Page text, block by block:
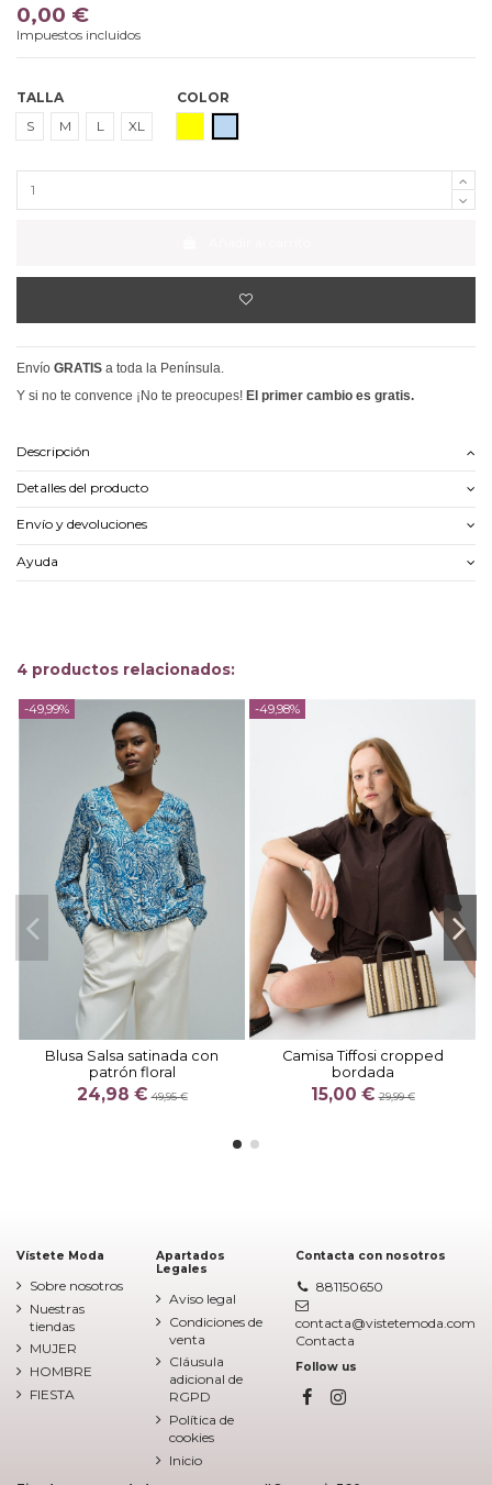
0,00 €
Impuestos incluidos
TALLA
S
M L XL
COLOR
Envío GRATIS a toda la Península.
Y si no te convence ¡No te preocupes! El primer cambio es gratis.
Descripción
Detalles del producto
Envío y devoluciones
Ayuda
4 productos relacionados:
-49,99%
Blusa Salsa satinada con
patrón floral
24,98 €49,95 €
-49,98%
Camisa Tiffosi cropped
bordada
15,00 €29,99 €
Vístete Moda
Sobre nosotros
Nuestras
tiendas
MUJER
HOMBRE
FIESTA
Apartados
Legales
Aviso legal
Condiciones de
venta
Cláusula
adicional de
RGPD
Política de
cookies
Inicio
Contacta con nosotros
881150650
contacta@vistetemoda.com
Contacta
Follow us